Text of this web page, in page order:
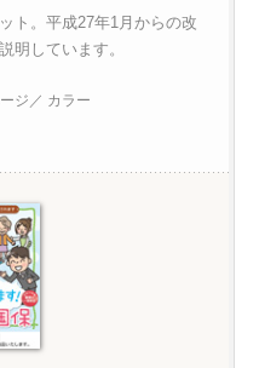
ト。平成27年1月からの改
明しています。
ジ／ カラー